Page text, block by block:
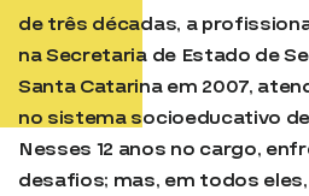
de três décadas, a
na Secretaria de Estado de
Santa Catarina em 2007,
no sistema socioeducativo
Nesses 12 anos no cargo,
desafios; mas, em todos